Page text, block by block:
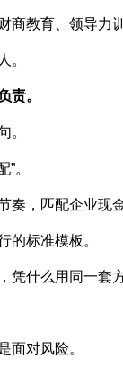
商教育、领导力
。
责。
。
”。
奏，匹配企业现
的标准模板。
凭什么用同一套
面对风险。